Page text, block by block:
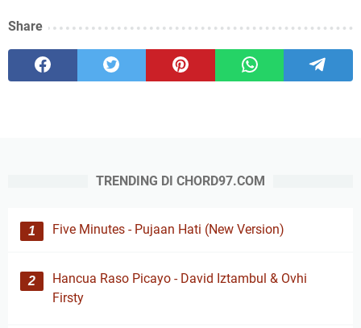
Share
TRENDING DI CHORD97.COM
Five Minutes - Pujaan Hati (New Version)
Hancua Raso Picayo - David Iztambul & Ovhi
Firsty